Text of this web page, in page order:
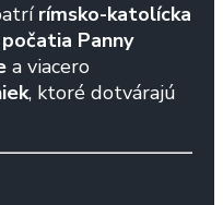
rímsko-katolícka
Panny
a viacero
, ktoré dotvárajú